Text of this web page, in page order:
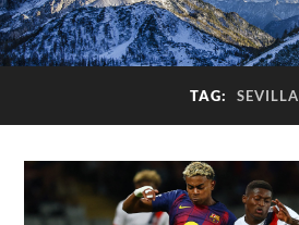
TAG: SEVILLA